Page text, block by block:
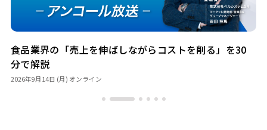
食品業界の「売上を伸ばしながらコストを削る」を30
分で解説
2026年9月14日 (月) オンライン